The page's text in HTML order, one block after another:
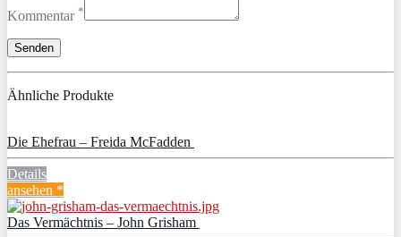
Kommentar *
Ähnliche Produkte
Die Ehefrau – Freida McFadden
Details
ansehen *
Das Vermächtnis – John Grisham